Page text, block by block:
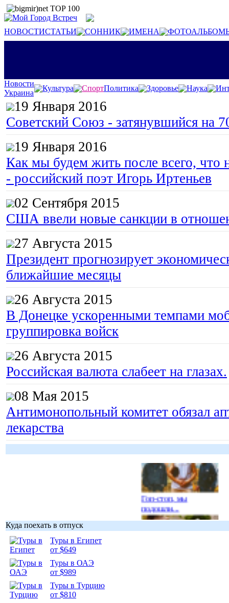
НОВОСТИСТАТЬИ СОННИК ИМЕНА
Новости
Украина
Культура СпортПолитика Здоровье Наука
19 Января 2016
Советский Союз - затянувшийся на
19 Января 2016
Как мы будем жить после всего, что
- российский поэт Игорь Иртеньев
02 Сентября 2015
США ввели новые санкции в
27 Августа 2015
Президент прогнозирует
ближайшие месяцы
26 Августа 2015
В Донецке ускоренными темпами
группировка войск
26 Августа 2015
Российская валюта слабеет на глазах.
08 Мая 2015
Антимонопольный комитет обязал
лекарства
Гоп-стоп, мы
подошли...
Куда поехать в отпуск
Туры в Египет
от $649
Туры в ОАЭ
от $989
Туры в Турцию
от $810